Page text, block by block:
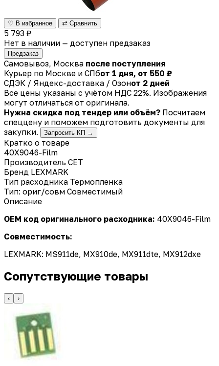
♡ В избранное ⇄ Сравнить
5 793 ₽
Нет в наличии — доступен предзаказ
Предзаказ
Самовывоз, Москва после поступления
Курьер по Москве и СПбот 1 дня, от 550 ₽
СДЭК / Яндекс-доставка / Озонот 2 дней
Все цены указаны с учётом НДС 22%. Изображения
могут отличаться от оригинала.
Нужна скидка под тендер или объём? Посчитаем
спеццену и поможем подготовить документы для
закупки.
Запросить КП →
Кратко о товаре
40X9046-Film
Производитель CET
Бренд LEXMARK
Тип расходника Термопленка
Тип: ориг/совм Совместимый
Описание
OEM код оригинального расходника: 40X9046-Film
Совместимость:
LEXMARK: MS911de, MX910de, MX911dte, MX912dxe
Сопутствующие товары
‹ ›